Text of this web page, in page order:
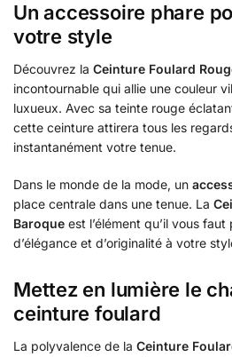
Un accessoire phare
votre style
Découvrez la Ceinture Foulard
incontournable qui allie une couleur
luxueux. Avec sa teinte rouge
cette ceinture attirera tous les
instantanément votre tenue.
Dans le monde de la mode, un
place centrale dans une tenue. La
Baroque est l’élément qu’il vous
d’élégance et d’originalité à votre
Mettez en lumière le
ceinture foulard
La polyvalence de la Ceinture